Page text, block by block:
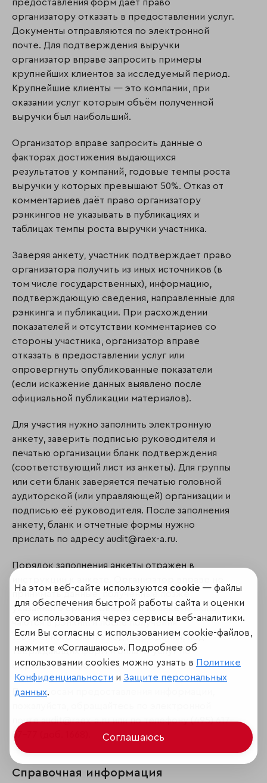
предоставления форм даёт право
организатору отказать в предоставлении услуг.
Документы отправляются по элек­тронной
почте. Для подтверждения выручки
организатор вправе запросить примеры
крупнейших клиентов за исследуемый период.
Крупнейшие клиенты — это ком­па­нии, при
оказании услуг которым объём полученной
выручки был наибольший.
Организатор вправе запросить данные о
факторах достижения выдающихся
результатов у компаний, годовые темпы роста
выручки у которых превышают 50%. Отказ от
комментариев даёт право организатору
рэнкингов не указывать в публикациях и
таблицах темпы роста выручки участника.
Заверяя анкету, участник подтверждает право
организатора получить из иных источников (в
том числе государственных), информацию,
подтверждающую сведения, направ­ленные для
рэнкинга и публикации. При расхождении
показателей и отсутствии ком­ментариев со
стороны участника, организатор вправе
отказать в предоставлении услуг или
опровергнуть опубликованные показатели
(если искажение данных выявлено после
официальной публикации материалов).
Для участия нужно заполнить электронную
анкету, заверить подписью руководителя и
печатью организации бланк подтверждения
(соответствующий лист из анкеты). Для группы
или сети бланк заверяется печатью головной
аудиторской (или управляющей) организации и
подписью её руководителя. После заполнения
анкету, бланк и отчетные формы нужно
прислать по адресу audit@raex-a.ru.
Порядок заполнения анкеты отражен в
принимать данные, полученные позже
указанного срока. Сведения из анкеты вклю­
чаются в рэнкинги после получения
заверенного бланка подтверждения, под­
тверждающих форм и оплаты услуг по
обработке информации.
По вопросам предоставления информации,
почте audit@raex-a.ru или по телефону (495) 617-
07-77 (доб. 1668).
Справочная информация
На этом веб-сайте используются cookie — файлы
для обеспечения быстрой работы сайта и оценки
его использования через сервисы веб-аналитики.
Если Вы согласны с использованием cookie-файлов,
нажмите «Соглашаюсь». Подробнее об
использовании cookies можно узнать в Политике
Конфиденциальности и Защите персональных
данных.
Соглашаюсь